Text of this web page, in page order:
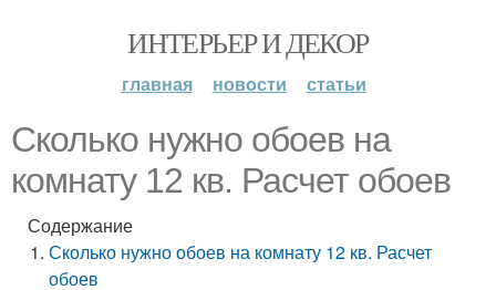
ИНТЕРЬЕР И ДЕКОР
главная новости статьи
Сколько нужно обоев на
комнату 12 кв. Расчет обоев
Содержание
Сколько нужно обоев на комнату 12 кв. Расчет
обоев